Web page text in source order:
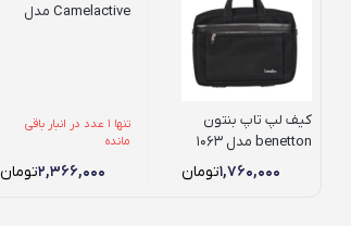
کیف لپ تاپ بنتون
benetton مدل 1063
۱,۷۶۰,۰۰۰تومان
Camelactive مدل
تنها 1 عدد در انبار باقی
مانده
۲,۳۶۶,۰۰۰تومان